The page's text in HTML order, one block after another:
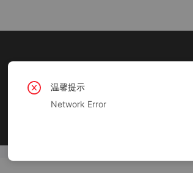
温馨提示
Network Error